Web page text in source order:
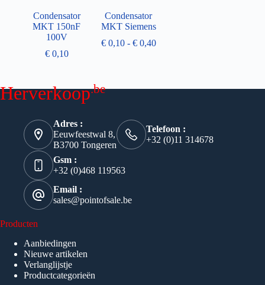
Condensator
MKT 150nF
100V
€0,10
Condensator
MKT Siemens
€0,10 - €0,40
Herverkoop.be
Adres :
Eeuwfeestwal 8,
B3700 Tongeren
Telefoon :
+32 (0)11 314678
Gsm :
+32 (0)468 119563
Email :
sales@pointofsale.be
Producten
Aanbiedingen
Nieuwe artikelen
Verlanglijstje
Productcategorieën